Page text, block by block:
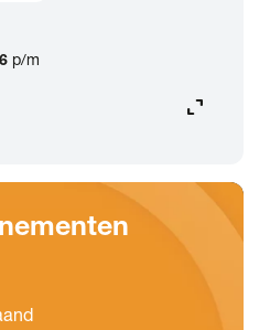
p/m
expand_content